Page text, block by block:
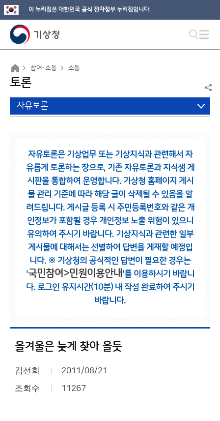
이 누리집은 대한민국 공식 전자정부 누리집입니다.
참여·소통 소통
토론
자유토론
자유토론은 기상업무 또는 기상지식과 관련해서 자
유롭게 토론하는 장으로, 기존 자유토론과 지식샘 게
시판을 통합하여 운영합니다. 기상청 홈페이지 게시
물 관리 기준에 따라 해당 글이 삭제될 수 있음을 알
려드립니다. 게시글 등록 시 주민등록번호와 같은 개
인정보가 포함될 경우 개인정보 노출 위험이 있으니
유의하여 주시기 바랍니다. 기상지식과 관련한 일부
게시물에 대해서는 선별하여 답변을 게재할 예정입
니다. ※ 기상청의 공식적인 답변이 필요한 경우는
'국민참여>민원이용안내 '를 이용하시기 바랍니
다. 로그인 유지시간(10분) 내 작성 완료하여 주시기
바랍니다.
올겨울은 늦게 찾아 올듯
김선희 2011/08/21
조회수 11267